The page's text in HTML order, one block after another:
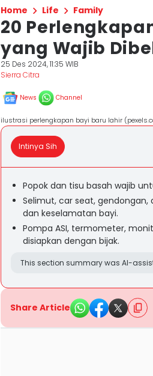
Home Life Family
20
yang Wajib
25 Des 2024, 11:35 WIB
Sierra Citra
News Channel
ilustrasi perlengkapan bayi baru lahir
Intinya Sih
Popok dan tisu basah wajib
Selimut, car seat,
dan keselamatan bayi.
Pompa ASI, termometer,
disiapkan dengan bijak.
This section summary was AI-
Share Article